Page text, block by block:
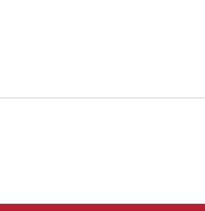
EUROPA KAN